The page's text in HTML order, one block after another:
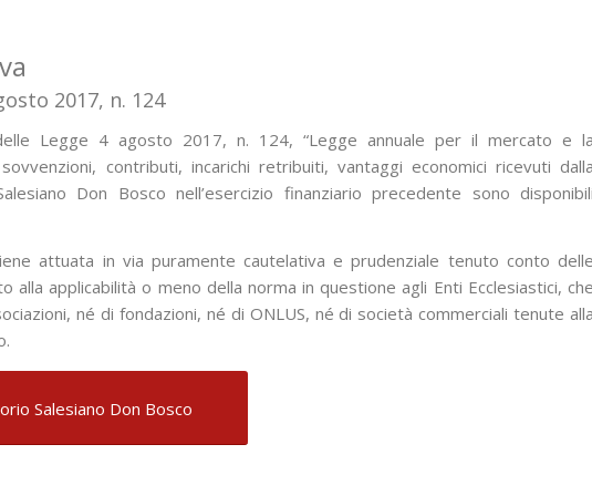
2017, n. 124
Legge 4 agosto 2017, n. 124, “Legge annuale per il mercato e la
contributi, incarichi retribuiti, vantaggi economici ricevuti dalla
Don Bosco nell’esercizio finanziario precedente sono disponibili
attuata in via puramente cautelativa e prudenziale tenuto conto delle
applicabilità o meno della norma in questione agli Enti Ecclesiastici, che
né di fondazioni, né di ONLUS, né di società commerciali tenute alla
Salesiano Don Bosco